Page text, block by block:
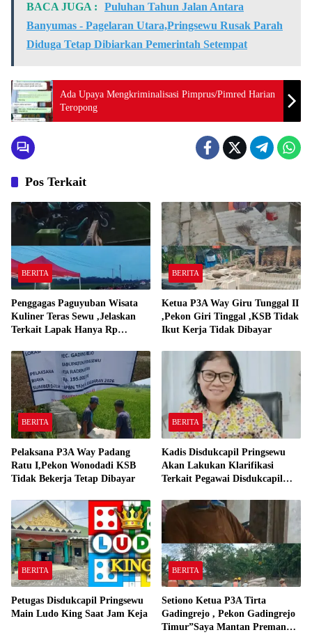
BACA JUGA :
Puluhan Tahun Jalan Antara
Banyumas - Pagelaran Utara,Pringsewu Rusak Parah
Diduga Tetap Dibiarkan Pemerintah Setempat
Ada Upaya Mengkriminalisasi Pimprus/Pimred Harian
Teropong
Pos Terkait
BERITA
Penggagas Paguyuban Wisata
Kuliner Teras Sewu ,Jelaskan
Terkait Lapak Hanya Rp
BERITA
Ketua P3A Way Giru Tunggal II
,Pekon Giri Tinggal ,KSB Tidak
Ikut Kerja Tidak Dibayar
BERITA
Pelaksana P3A Way Padang
Ratu I,Pekon Wonodadi KSB
Tidak Bekerja Tetap Dibayar
BERITA
Kadis Disdukcapil Pringsewu
Akan Lakukan Klarifikasi
Terkait Pegawai Disdukcapil
Kerja
BERITA
Petugas Disdukcapil Pringsewu
Main Ludo King Saat Jam Keja
BERITA
Setiono Ketua P3A Tirta
Gadingrejo , Pekon Gadingrejo
Timur”Saya Mantan Preman